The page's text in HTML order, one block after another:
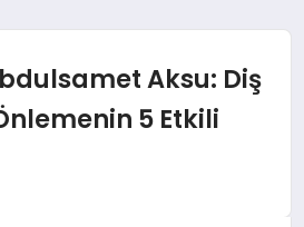
Aksu: Diş
5 Etkili